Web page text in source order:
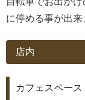
に停める事が出来
店内
カフェスペース